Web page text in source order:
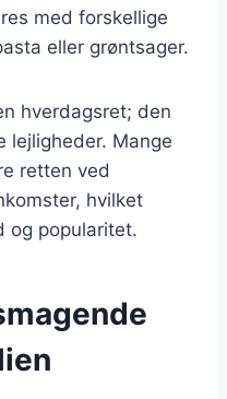
med forskellige
eller grøntsager.
hverdagsret; den
lejligheder. Mange
retten ved
hvilket
og popularitet.